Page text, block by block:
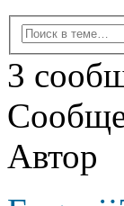
3
Автор